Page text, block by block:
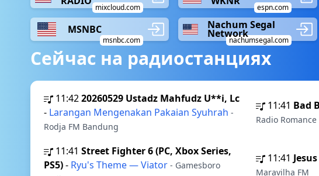
mixcloud.com espn.com
MSNBC
msnbc.com
Nachum Segal
Network
nachumsegal.com
Сейчас на радиостанциях
11:4220260529 Ustadz Mahfudz U**i, Lc
- Larangan Mengenakan Pakaian Syuhrah -
Rodja FM Bandung
11:41 Bad
Radio
11:41 Street Fighter 6 (PC, Xbox Series,
PS5)- Ryu's Theme — Viator - Gamesboro
11:41
Maravilha FM